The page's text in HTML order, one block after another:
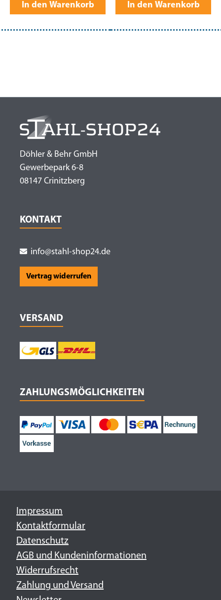
In den Warenkorb In den Warenkorb
Döhler & Behr GmbH
Gewerbepark 6-8
08147 Crinitzberg
KONTAKT
info@stahl-shop24.de
Vertrag widerrufen
VERSAND
ZAHLUNGSMÖGLICHKEITEN
Impressum
Kontaktformular
Datenschutz
AGB und Kundeninformationen
Widerrufsrecht
Zahlung und Versand